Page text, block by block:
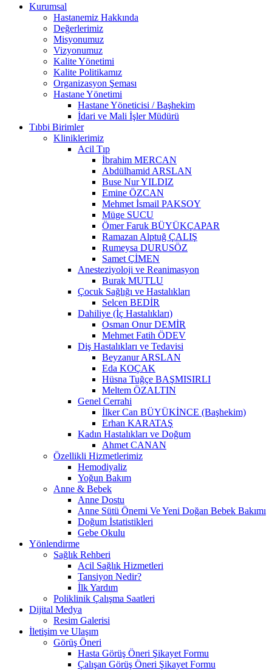
Kurumsal
Hastanemiz Hakkında
Değerlerimiz
Misyonumuz
Vizyonumuz
Kalite Yönetimi
Kalite Politikamız
Organizasyon Şeması
Hastane Yönetimi
Hastane Yöneticisi / Başhekim
İdari ve Mali İşler Müdürü
Tıbbi Birimler
Kliniklerimiz
Acil Tıp
İbrahim MERCAN
Abdülhamid ARSLAN
Buse Nur YILDIZ
Emine ÖZCAN
Mehmet İsmail PAKSOY
Müge SUCU
Ömer Faruk BÜYÜKÇAPAR
Ramazan Alptuğ ÇALIŞ
Rumeysa DURUSÖZ
Samet ÇİMEN
Anesteziyoloji ve Reanimasyon
Burak MUTLU
Çocuk Sağlığı ve Hastalıkları
Selcen BEDİR
Dahiliye (İç Hastalıkları)
Osman Onur DEMİR
Mehmet Fatih ÖDEV
Diş Hastalıkları ve Tedavisi
Beyzanur ARSLAN
Eda KOÇAK
Hüsna Tuğçe BAŞMISIRLI
Meltem ÖZALTIN
Genel Cerrahi
İlker Can BÜYÜKİNCE (Başhekim)
Erhan KARATAŞ
Kadın Hastalıkları ve Doğum
Ahmet CANAN
Özellikli Hizmetlerimiz
Hemodiyaliz
Yoğun Bakım
Anne & Bebek
Anne Dostu
Anne Sütü Önemi Ve Yeni Doğan Bebek Bakımı
Doğum İstatistikleri
Gebe Okulu
Yönlendirme
Sağlık Rehberi
Acil Sağlık Hizmetleri
Tansiyon Nedir?
İlk Yardım
Poliklinik Çalışma Saatleri
Dijital Medya
Resim Galerisi
İletişim ve Ulaşım
Görüş Öneri
Hasta Görüş Öneri Şikayet Formu
Çalışan Görüş Öneri Şikayet Formu